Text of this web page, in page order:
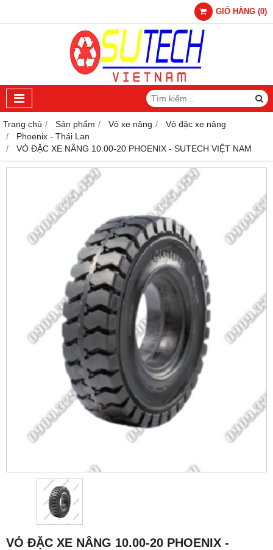
GIỎ HÀNG (0)
Trang chủ Sản phẩm Vỏ xe nâng
Vỏ đặc xe nâng
Phoenix - Thái Lan
VỎ ĐẶC XE NÂNG 10.00-20 PHOENIX - SUTECH VIỆT NAM
VỎ ĐẶC XE NÂNG 10.00-20 PHOENIX -